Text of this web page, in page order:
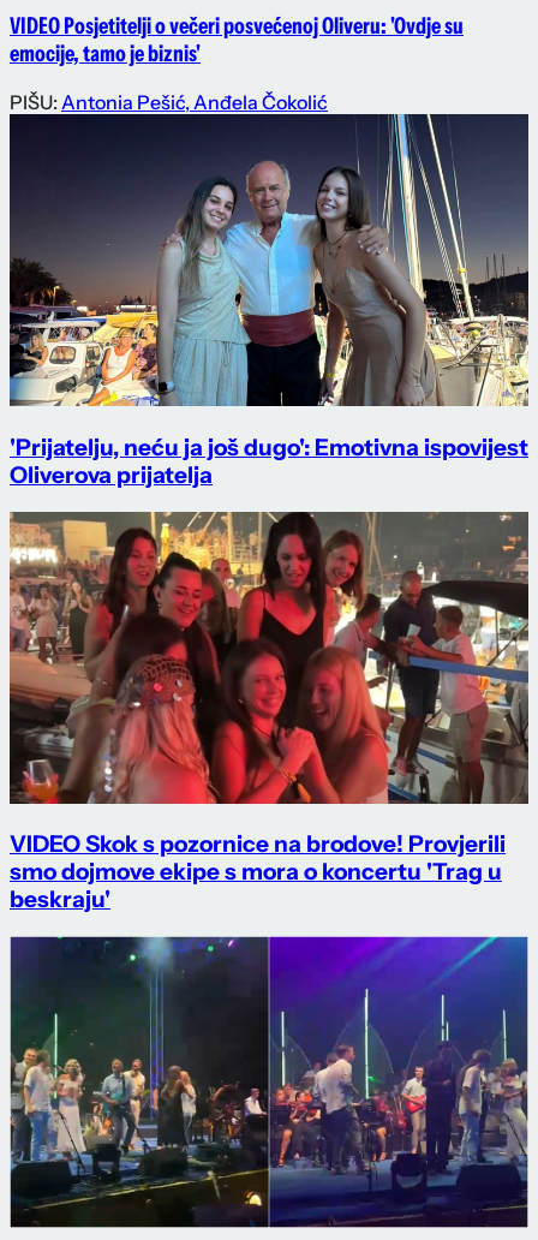
VIDEO Posjetitelji o večeri posvećenoj Oliveru: 'Ovdje su
emocije, tamo je biznis'
PIŠU: Antonia Pešić,Anđela Čokolić
'Prijatelju, neću ja još dugo': Emotivna ispovijest
Oliverova prijatelja
VIDEO Skok s pozornice na brodove! Provjerili
smo dojmove ekipe s mora o koncertu 'Trag u
beskraju'